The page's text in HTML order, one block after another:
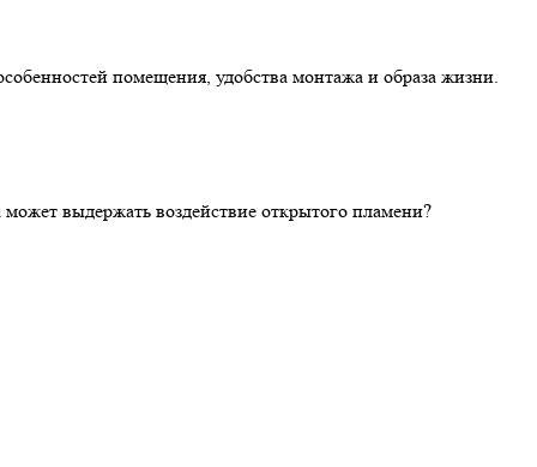
помещения, удобства монтажа и образа жизни.
выдержать воздействие открытого пламени?